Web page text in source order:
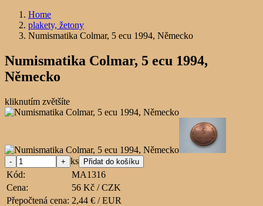
Home
plakety, žetony
Numismatika Colmar, 5 ecu 1994, Německo
Numismatika Colmar, 5 ecu 1994,
Německo
kliknutím zvětšíte
ks
Kód:
MA1316
Cena:
56 Kč / CZK
Přepočtená cena: 2,44 € / EUR